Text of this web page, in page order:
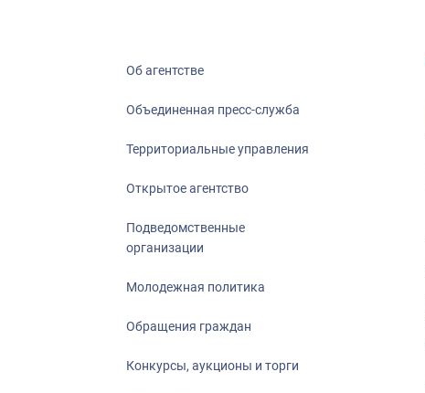
Об агентстве
Объединенная пресс-служба
Территориальные управления
Открытое агентство
Подведомственные
организации
Молодежная политика
Обращения граждан
Конкурсы, аукционы и торги